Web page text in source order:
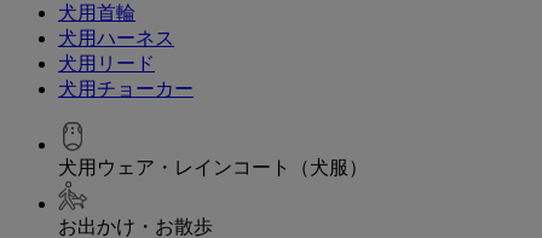
犬用首輪
犬用ハーネス
犬用リード
犬用チョーカー
犬用ウェア・レインコート（犬服）
お出かけ・お散歩